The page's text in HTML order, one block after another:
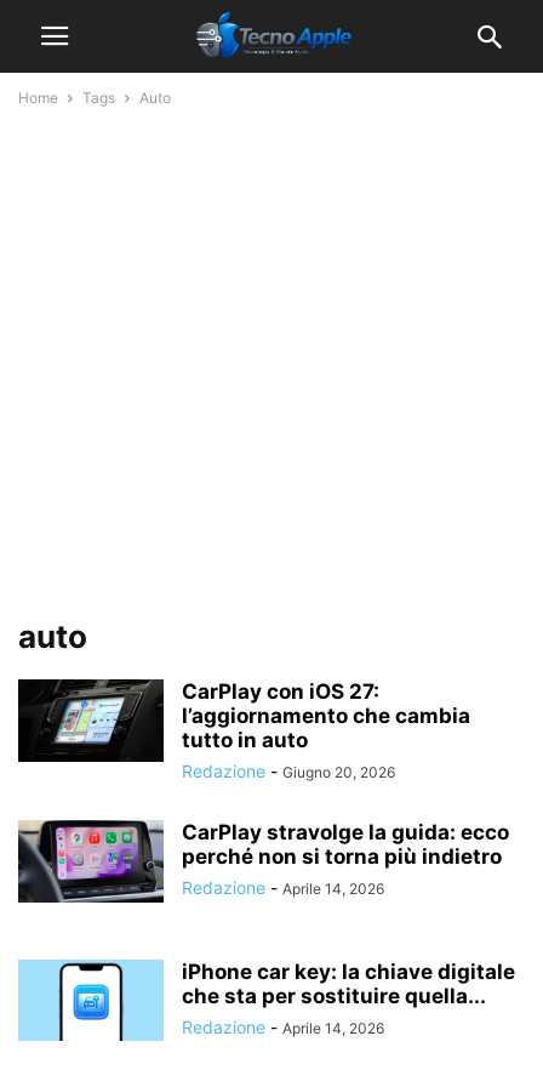
Home Tags Auto
auto
CarPlay con iOS 27:
l’aggiornamento che cambia
tutto in auto
Redazione - Giugno 20, 2026
CarPlay stravolge la guida: ecco
perché non si torna più indietro
Redazione - Aprile 14, 2026
iPhone car key: la chiave digitale
che sta per sostituire quella...
Redazione - Aprile 14, 2026